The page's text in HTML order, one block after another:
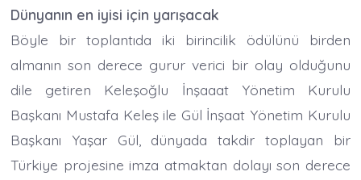
Dünyanın en iyisi için yarışacak
Böyle bir toplantıda iki birincilik ödülünü birden
almanın son derece gurur verici bir olay olduğunu
dile getiren Keleşoğlu İnşaaat Yönetim Kurulu
Başkanı Mustafa Keleş ile Gül İnşaat Yönetim Kurulu
Başkanı Yaşar Gül, dünyada takdir toplayan bir
Türkiye projesine imza atmaktan dolayı son derece